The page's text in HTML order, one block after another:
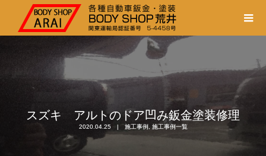
スズキ アルトのドア凹み鈑金塗装修理
2020.04.25 施工事例 施工事例一覧